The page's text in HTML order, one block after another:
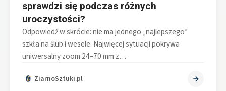
sprawdzi się podczas różnych
uroczystości?
Odpowiedź w skrócie: nie ma jednego „najlepszego”
szkła na ślub i wesele. Najwięcej sytuacji pokrywa
uniwersalny zoom 24–70 mm z…
ZiarnoSztuki.pl